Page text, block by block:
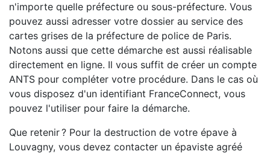
n'importe quelle préfecture ou sous-préfecture. Vous
pouvez aussi adresser votre dossier au service des
cartes grises de la préfecture de police de Paris.
Notons aussi que cette démarche est aussi réalisable
directement en ligne. Il vous suffit de créer un compte
ANTS pour compléter votre procédure. Dans le cas où
vous disposez d'un identifiant FranceConnect, vous
pouvez l'utiliser pour faire la démarche.
Que retenir ? Pour la destruction de votre épave à
Louvagny, vous devez contacter un épaviste agréé